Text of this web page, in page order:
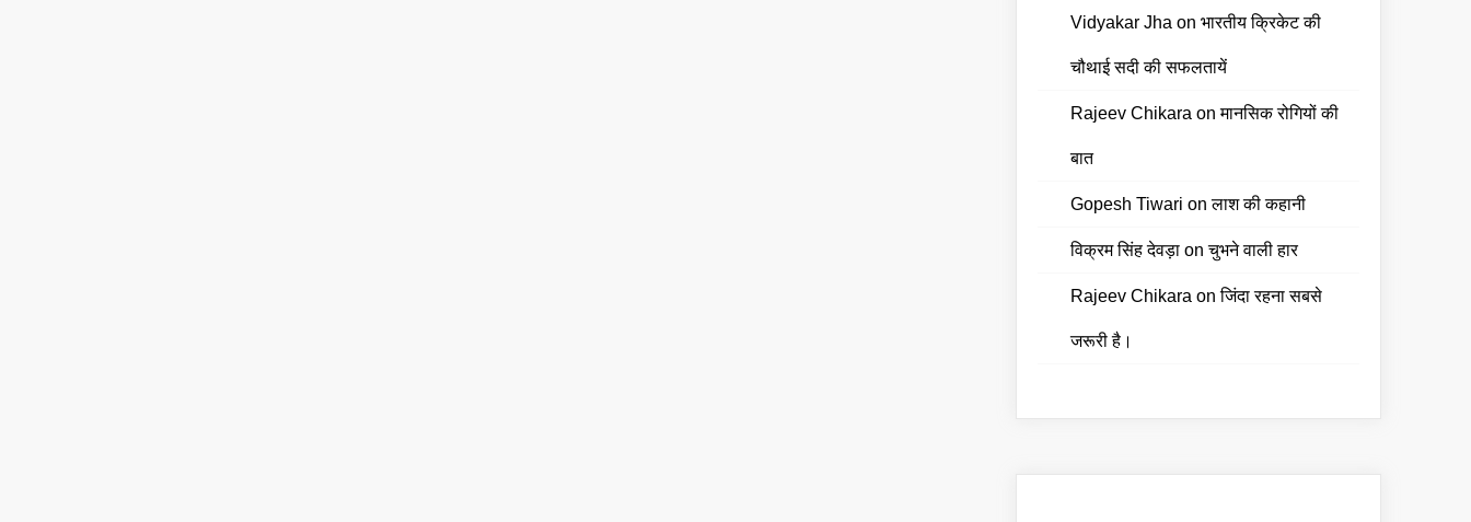
Vidyakar Jha on भारतीय क्रिकेट की
चौथाई सदी की सफलतायें
Rajeev Chikara onमानसिक रोगियों की
बात
Gopesh Tiwari onलाश की कहानी
विक्रम सिंह देवड़ाonचुभने वाली हार
Rajeev Chikara onजिंदा रहना सबसे
जरूरी है।